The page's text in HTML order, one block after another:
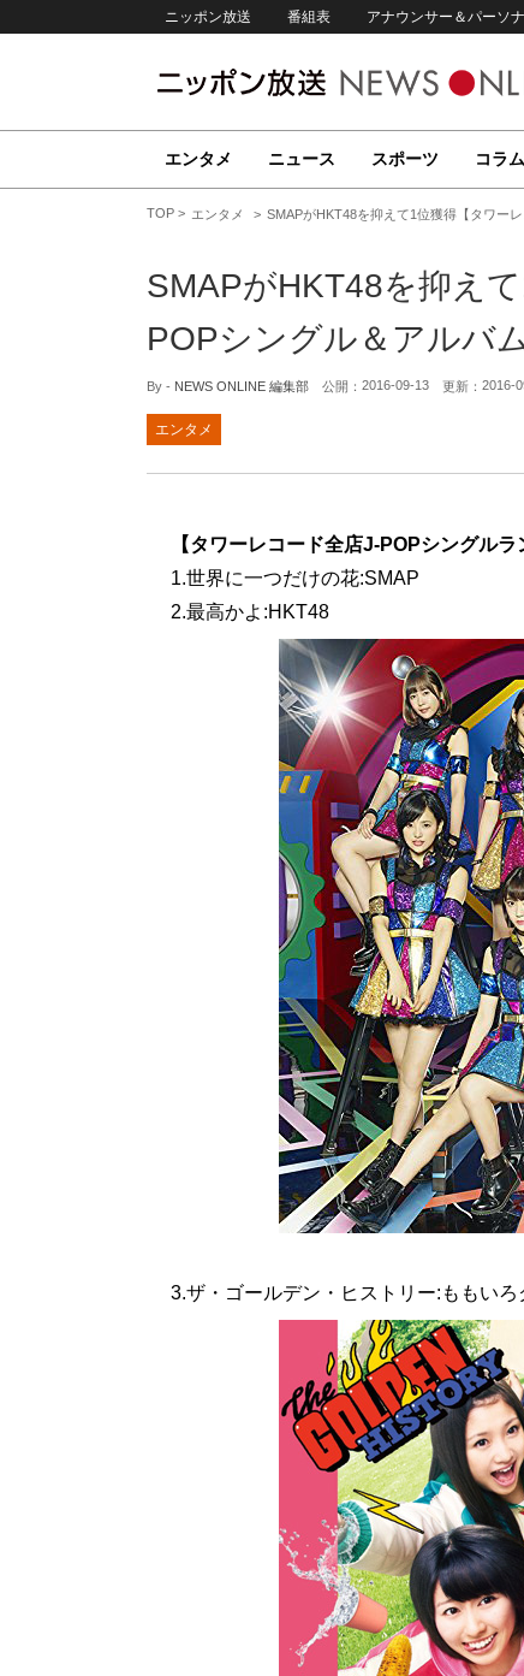
ニッポン放送 番組表 アナウンサー＆パーソ
エンタメ ニュース スポーツ コラム
TOP エンタメ SMAPがHKT48を抑えて1位獲得【タワー
SMAPがHKT48を抑え
POPシングル＆アルバ
By - NEWS ONLINE 編集部 公開： 2016-09-13 更新： 2016-
エンタメ
【タワーレコード全店J-POPシングル
1.世界に一つだけの花:SMAP
2.最高かよ:HKT48
3.ザ・ゴールデン・ヒストリー:ももいろ